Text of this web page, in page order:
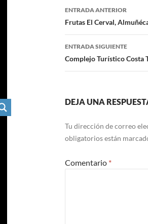
Navegación
de
entradas
ENTRADA ANTERIOR
Frutas El Cerval,
ENTRADA SIGUIENTE
Complejo Turístico Costa
DEJA UNA
Tu dirección de correo
obligatorios están
Comentario *